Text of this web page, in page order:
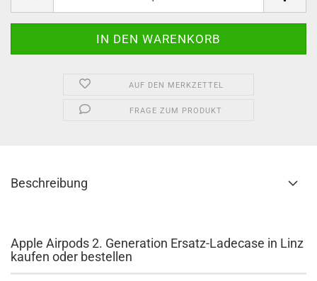
AUF DEN MERKZETTEL
FRAGE ZUM PRODUKT
Beschreibung
Apple Airpods 2. Generation Ersatz-Ladecase in Linz
kaufen oder bestellen